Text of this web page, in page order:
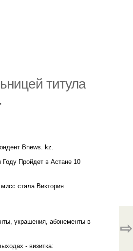
титула
Bnews. kz.
Пройдет в Астане 10
стала Виктория
украшения, абонементы в
- визитка:
⇨